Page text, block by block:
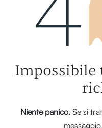
Errore 404
Impossibile
Niente panico.Se si